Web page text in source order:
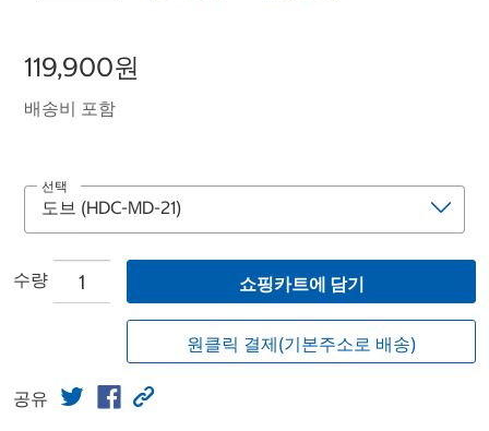
119,900원
배송비 포함
선택
수량 쇼핑카트에 담기
원클릭 결제(기본주소로 배송)
공유